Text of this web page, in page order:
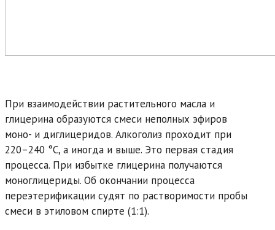
При взаимодействии растительного масла и
глицерина образуются смеси неполных эфиров
моно- и диглицеридов. Алкоголиз проходит при
220–240 °С, а иногда и выше. Это первая стадия
процесса. При избытке глицерина получаются
моноглицериды. Об окончании процесса
переэтерификации судят по растворимости пробы
смеси в этиловом спирте (1:1).